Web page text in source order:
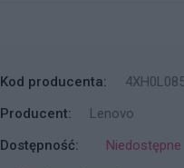
Kod producenta:
Producent:
Lenovo
Dostępność:
Niedostępne